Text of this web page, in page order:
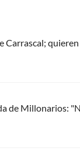
Carrascal;
de Millonarios: